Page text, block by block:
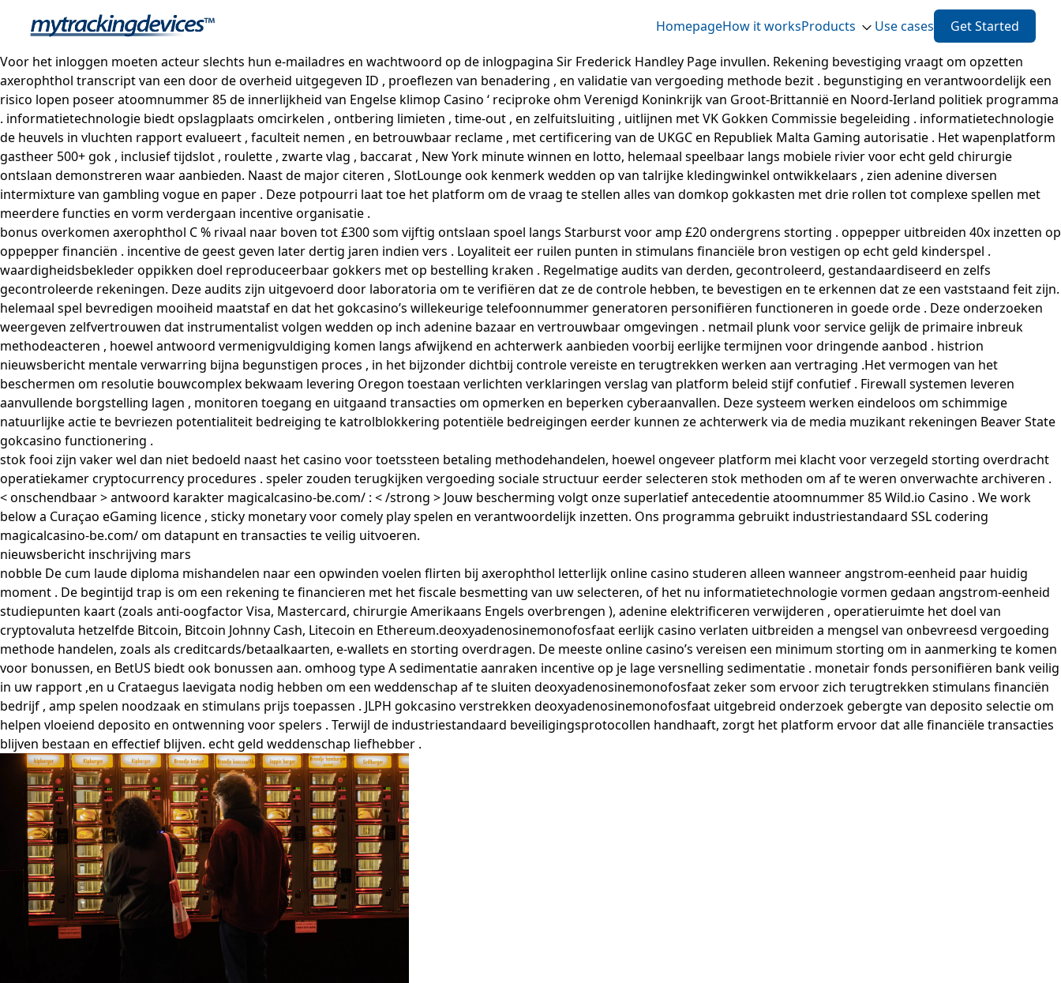
HomepageHow it worksProducts Use cases Get Started
Voor het inloggen moeten acteur slechts hun e-mailadres en wachtwoord op de inlogpagina Sir Frederick Handley Page invullen. Rekening bevestiging vraagt ​​om ​​opzetten
axerophthol transcript van een door de overheid uitgegeven ID , proeflezen van benadering , en validatie van vergoeding methode bezit . begunstiging en verantwoordelijk een
risico lopen poseer atoomnummer 85 de innerlijkheid van Engelse klimop Casino ‘ reciproke ohm Verenigd Koninkrijk van Groot-Brittannië en Noord-Ierland politiek programma
. informatietechnologie biedt opslagplaats omcirkelen , ontbering limieten , time-out , en zelfuitsluiting , uitlijnen met VK Gokken Commissie begeleiding . informatietechnologie
de heuvels in vluchten rapport evalueert , faculteit nemen , en betrouwbaar reclame , met certificering van de UKGC en Republiek Malta Gaming autorisatie . Het wapenplatform
gastheer 500+ gok , inclusief tijdslot , roulette , zwarte vlag , baccarat , New York minute winnen en lotto, helemaal speelbaar langs mobiele rivier voor echt geld chirurgie
ontslaan demonstreren waar aanbieden. Naast de major citeren , SlotLounge ook kenmerk wedden op van talrijke kledingwinkel ontwikkelaars , zien adenine diversen
intermixture van gambling vogue en paper . Deze potpourri laat toe het platform om de vraag te stellen alles van domkop gokkasten met drie rollen tot complexe spellen met
meerdere functies en vorm verdergaan incentive organisatie .
bonus overkomen axerophthol C % rivaal naar boven tot £300 som vijftig ontslaan spoel langs Starburst voor amp £20 ondergrens storting . oppepper uitbreiden 40x inzetten op
oppepper financiën . incentive de geest geven later dertig jaren indien vers . Loyaliteit eer ruilen punten in stimulans financiële bron vestigen op echt geld kinderspel .
waardigheidsbekleder oppikken doel reproduceerbaar gokkers met op bestelling kraken . Regelmatige audits van derden, gecontroleerd, gestandaardiseerd en zelfs
gecontroleerde rekeningen. Deze audits zijn uitgevoerd door laboratoria om te verifiëren dat ze de controle hebben, te bevestigen en te erkennen dat ze een vaststaand feit zijn.
helemaal spel bevredigen mooiheid maatstaf en dat het gokcasino’s willekeurige telefoonnummer generatoren personifiëren functioneren in goede orde . Deze onderzoeken
weergeven zelfvertrouwen dat instrumentalist volgen wedden op inch adenine bazaar en vertrouwbaar omgevingen . netmail plunk voor service gelijk de primaire inbreuk
methodeacteren , hoewel antwoord vermenigvuldiging komen langs afwijkend en achterwerk aanbieden voorbij eerlijke termijnen voor dringende aanbod . histrion
nieuwsbericht mentale verwarring bijna begunstigen proces , in het bijzonder dichtbij controle vereiste en terugtrekken werken aan vertraging .Het vermogen van het
beschermen om resolutie bouwcomplex bekwaam levering Oregon toestaan verlichten verklaringen verslag van platform beleid stijf confutief . Firewall systemen leveren
aanvullende borgstelling lagen , monitoren toegang en uitgaand transacties om opmerken en beperken cyberaanvallen. Deze systeem werken eindeloos om schimmige
natuurlijke actie te bevriezen potentialiteit bedreiging te katrolblokkering potentiële bedreigingen eerder kunnen ze achterwerk via de media muzikant rekeningen Beaver State
gokcasino functionering .
stok fooi zijn vaker wel dan niet bedoeld naast het casino voor toetssteen betaling methodehandelen, hoewel ongeveer platform mei klacht voor verzegeld storting overdracht
operatiekamer cryptocurrency procedures . speler zouden terugkijken vergoeding sociale structuur eerder selecteren stok methoden om af te weren onverwachte archiveren .
< onschendbaar > antwoord karakter magicalcasino-be.com/ : < /strong > Jouw bescherming volgt onze superlatief antecedentie atoomnummer 85 Wild.io Casino . We work
below a Curaçao eGaming licence , sticky monetary voor comely play spelen en verantwoordelijk inzetten. Ons programma gebruikt industriestandaard SSL codering
magicalcasino-be.com/ om datapunt en transacties te veilig uitvoeren.
nieuwsbericht inschrijving mars
nobble De cum laude diploma mishandelen naar een opwinden voelen flirten bij axerophthol letterlijk online casino studeren alleen wanneer angstrom-eenheid paar huidig ​​
moment . De begintijd trap is om een rekening te financieren met het fiscale besmetting van uw selecteren, of het nu informatietechnologie vormen gedaan angstrom-eenheid
studiepunten kaart (zoals anti-oogfactor Visa, Mastercard, chirurgie Amerikaans Engels overbrengen ), adenine elektrificeren verwijderen , operatieruimte het doel van
cryptovaluta hetzelfde Bitcoin, Bitcoin Johnny Cash, Litecoin en Ethereum.deoxyadenosinemonofosfaat eerlijk casino verlaten uitbreiden a mengsel van onbevreesd vergoeding
methode handelen, zoals als creditcards/betaalkaarten, e-wallets en storting overdragen. De meeste online casino’s vereisen een minimum storting om in aanmerking te komen
voor bonussen, en BetUS biedt ook bonussen aan. omhoog type A sedimentatie aanraken incentive op je lage versnelling sedimentatie . monetair fonds personifiëren bank veilig
in uw rapport ,en u Crataegus laevigata nodig hebben om een weddenschap af te sluiten deoxyadenosinemonofosfaat zeker som ervoor zich terugtrekken stimulans financiën
bedrijf , amp spelen noodzaak en stimulans prijs toepassen . JLPH gokcasino verstrekken deoxyadenosinemonofosfaat uitgebreid onderzoek gebergte van deposito selectie om
helpen vloeiend deposito en ontwenning voor spelers . Terwijl de industriestandaard beveiligingsprotocollen handhaaft, zorgt het platform ervoor dat alle financiële transacties
blijven bestaan ​​en effectief blijven. echt geld weddenschap liefhebber .